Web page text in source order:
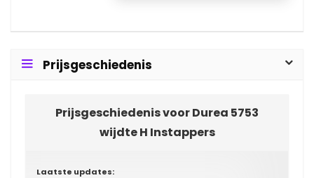
Prijsgeschiedenis
Prijsgeschiedenis voor Durea 5753
wijdte H Instappers
Laatste updates: